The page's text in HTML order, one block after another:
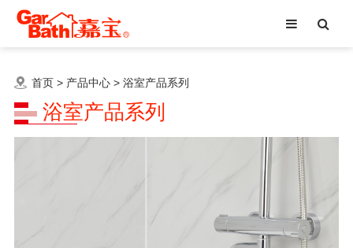
首页> 产品中心> 浴室产品系列
浴室产品系列